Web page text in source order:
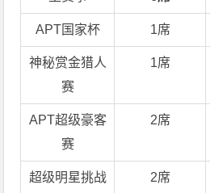
APT国家杯 1席
神秘赏金猎人
赛
1席
APT超级豪客
赛
2席
超级明星挑战
2席